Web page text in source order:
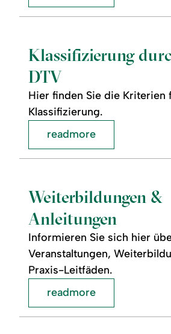
Klassifizierung
DTV
Hier finden Sie die Kriterien
Klassifizierung.
readmore:
den
DTV
readmore
Weiterbildungen &
Anleitungen
Informieren Sie sich hier
Veranstaltungen,
Praxis-Leitfäden.
readmore:
Anleitungen
readmore
readmore: